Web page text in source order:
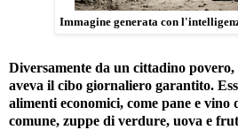
Immagine generata con
Diversamente da un cittadino
aveva il cibo giornaliero garantito.
alimenti economici, come pane e vino
comune, zuppe di verdure, uova e